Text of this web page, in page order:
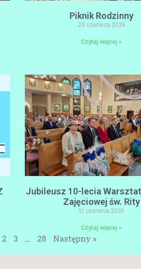
Piknik Rodzinny
29 czerwca 2026
Czytaj więcej »
Jubileusz 10-lecia
Zajęciowej św. Rity
11 czerwca 2026
Czytaj więcej »
2 3 … 28 Następny »